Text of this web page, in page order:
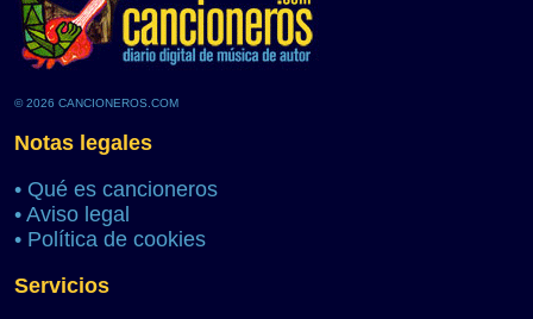
© 2026 CANCIONEROS.COM
Notas legales
• Qué es cancioneros
• Aviso legal
• Política de cookies
Servicios